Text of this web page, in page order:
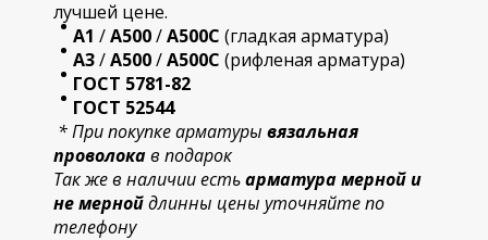
лучшей цене.
А1 /А500/А500С (гладкая арматура)
А3/А500/А500С (рифленая арматура)
ГОСТ 5781-82
ГОСТ 52544
* При покупке арматуры вязальная
проволокав подарок
Так же в наличии естьарматура мерной и
не мернойдлинны цены уточняйте по
телефону